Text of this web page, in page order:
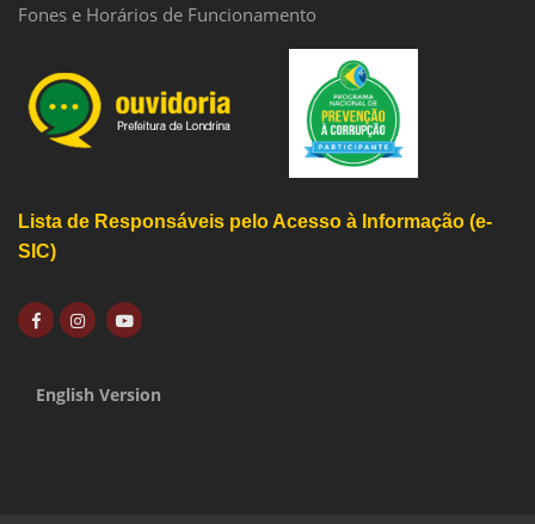
Fones e Horários de Funcionamento
Lista de Responsáveis pelo Acesso à Informação (e-
SIC)
English Version